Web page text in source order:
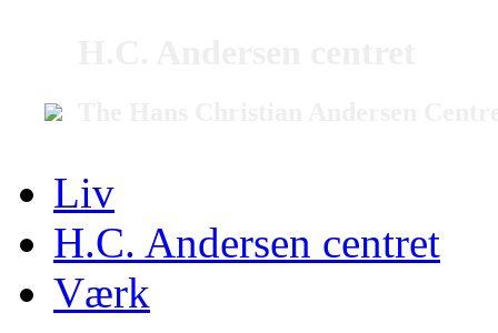
Liv
H.C. Andersen centret
Værk